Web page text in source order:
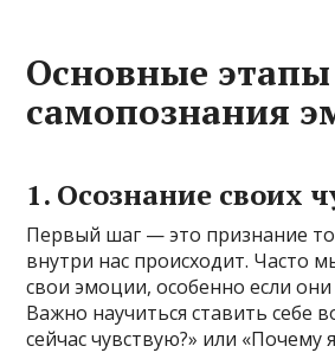
Основные этапы
самопознания
1. Осознание своих
Первый шаг — это признание
внутри нас происходит. Часто
свои эмоции, особенно если
Важно научиться ставить себе
сейчас чувствую?» или «Почему